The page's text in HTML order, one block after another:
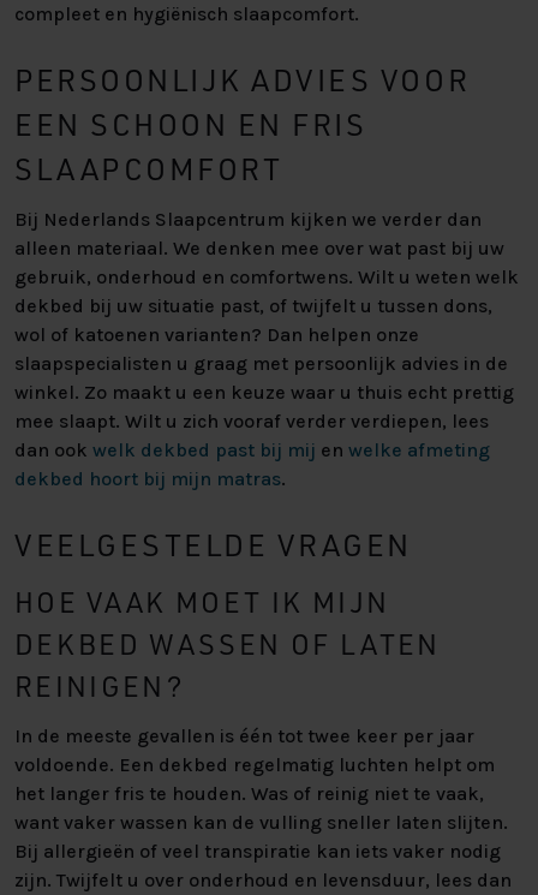
compleet en hygiënisch slaapcomfort.
PERSOONLIJK ADVIES VOOR
EEN SCHOON EN FRIS
SLAAPCOMFORT
Bij Nederlands Slaapcentrum kijken we verder dan
alleen materiaal. We denken mee over wat past bij uw
gebruik, onderhoud en comfortwens. Wilt u weten welk
dekbed bij uw situatie past, of twijfelt u tussen dons,
wol of katoenen varianten? Dan helpen onze
slaapspecialisten u graag met persoonlijk advies in de
winkel. Zo maakt u een keuze waar u thuis echt prettig
mee slaapt. Wilt u zich vooraf verder verdiepen, lees
dan ook welk dekbed past bij mij en welke afmeting
dekbed hoort bij mijn matras.
VEELGESTELDE VRAGEN
HOE VAAK MOET IK MIJN
DEKBED WASSEN OF LATEN
REINIGEN?
In de meeste gevallen is één tot twee keer per jaar
voldoende. Een dekbed regelmatig luchten helpt om
het langer fris te houden. Was of reinig niet te vaak,
want vaker wassen kan de vulling sneller laten slijten.
Bij allergieën of veel transpiratie kan iets vaker nodig
zijn. Twijfelt u over onderhoud en levensduur, lees dan